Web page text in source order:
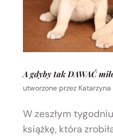
A gdyby tak DAWAĆ
utworzone przez
W zeszłym
książkę, która